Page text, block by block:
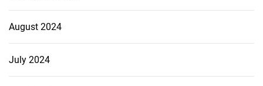
August 2024
July 2024